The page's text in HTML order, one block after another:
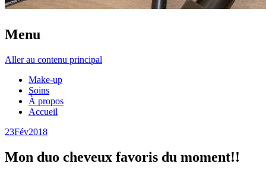
Menu
Aller au contenu principal
Make-up
Soins
À propos
Accueil
23Fév2018
Mon duo cheveux favoris du moment!!